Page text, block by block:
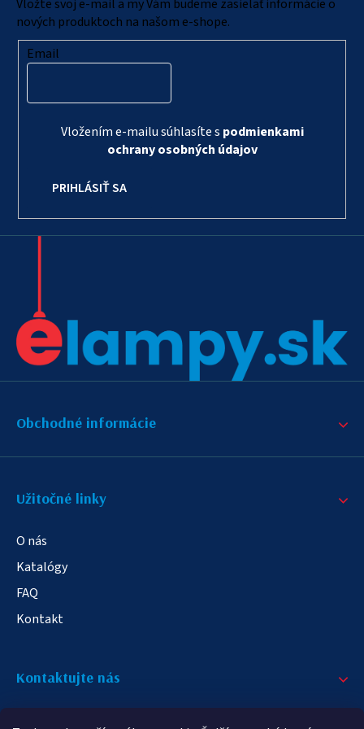
Vložte svoj e-mail a my Vám budeme zasielať informácie o
nových produktoch na našom e-shope.
Email
Vložením e-mailu súhlasíte s podmienkami
ochrany osobných údajov
PRIHLÁSIŤ SA
Obchodné informácie
Užitočné linky
O nás
Katalógy
FAQ
Kontakt
Kontaktujte nás